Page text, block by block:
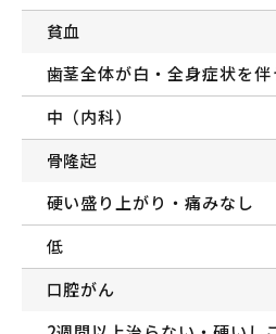
貧血
歯茎全体が白・全身症状を伴
中（内科）
骨隆起
硬い盛り上がり・痛みなし
低
口腔がん